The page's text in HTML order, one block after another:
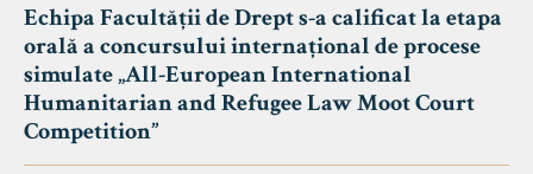
Echipa Facultății de Drept s-a calificat la etapa
orală a concursului internațional de procese
simulate „All-European International
Humanitarian and Refugee Law Moot Court
Competition”